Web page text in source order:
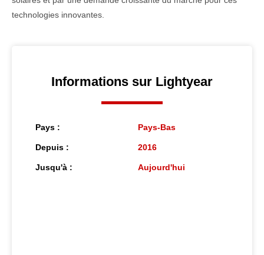
technologies innovantes.
Informations sur Lightyear
Pays : Pays-Bas
Depuis : 2016
Jusqu'à : Aujourd'hui